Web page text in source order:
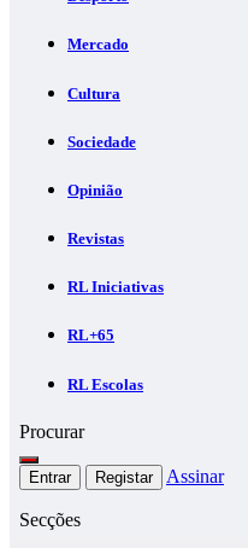
Mercado
Cultura
Sociedade
Opinião
Revistas
RL Iniciativas
RL+65
RL Escolas
Procurar
Entrar Registar Assinar
Secções